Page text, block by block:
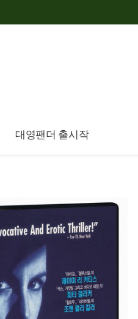
대영팬더 출시작